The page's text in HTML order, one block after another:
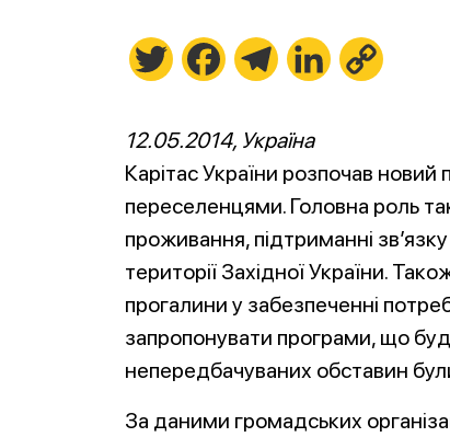
Twitter FacebookTelegramLinkedIn
12.05.2014, Україна
Карітас України розпочав
переселенцями. Головна роль
проживання, підтриманні
території Західної України.
прогалини у забезпеченні
запропонувати програми, що
непередбачуваних обставин
За даними громадських